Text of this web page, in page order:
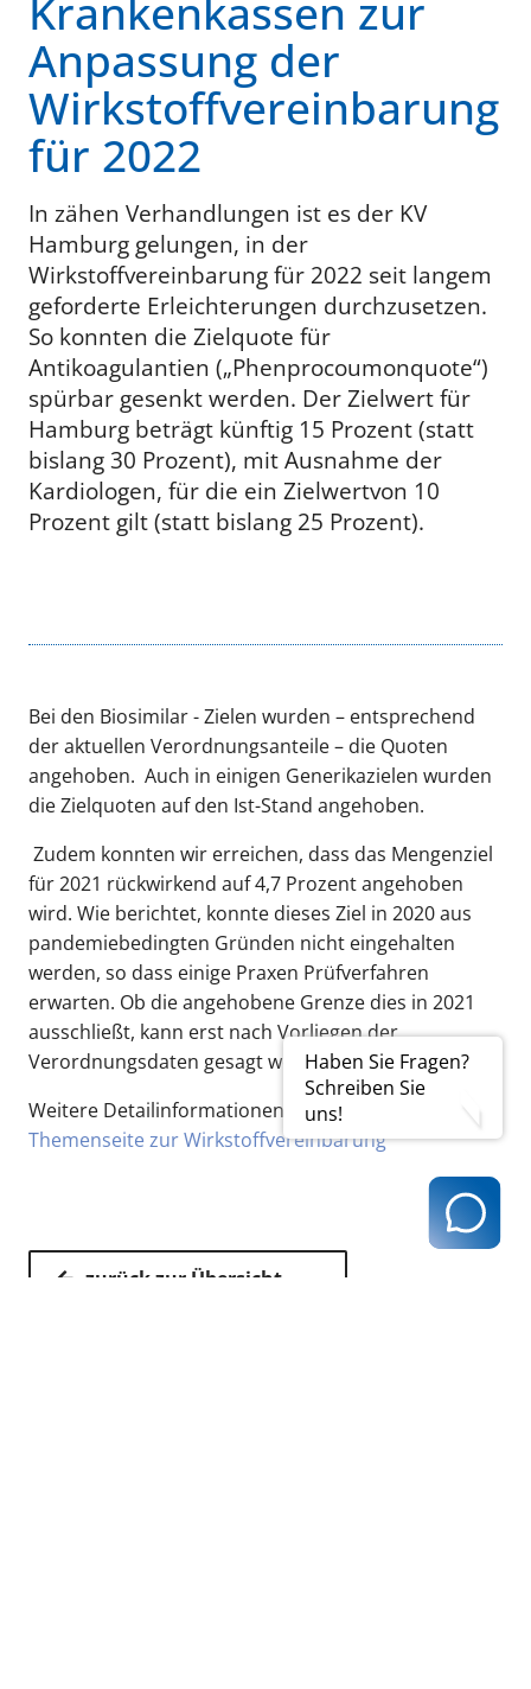
Haben Sie Fragen?
Schreiben Sie
uns!
Krankenkassen zur
Anpassung der
Wirkstoffvereinbarung
für 2022
In zähen Verhandlungen ist es der KV
Hamburg gelungen, in der
Wirkstoffvereinbarung für 2022 seit langem
geforderte Erleichterungen durchzusetzen.
So konnten die Zielquote für
Antikoagulantien („Phenprocoumonquote“)
spürbar gesenkt werden. Der Zielwert für
Hamburg beträgt künftig 15 Prozent (statt
bislang 30 Prozent), mit Ausnahme der
Kardiologen, für die ein Zielwertvon 10
Prozent gilt (statt bislang 25 Prozent).
Bei den Biosimilar - Zielen wurden – entsprechend
der aktuellen Verordnungsanteile – die Quoten
angehoben. Auch in einigen Generikazielen wurden
die Zielquoten auf den Ist-Stand angehoben.
Zudem konnten wir erreichen, dass das Mengenziel
für 2021 rückwirkend auf 4,7 Prozent angehoben
wird. Wie berichtet, konnte dieses Ziel in 2020 aus
pandemiebedingten Gründen nicht eingehalten
werden, so dass einige Praxen Prüfverfahren
erwarten. Ob die angehobene Grenze dies in 2021
ausschließt, kann erst nach Vorliegen der
Verordnungsdaten gesagt werden.
Weitere Detailinformationen finden Sie auf der
Themenseite zur Wirkstoffvereinbarung
zurück zur Übersicht